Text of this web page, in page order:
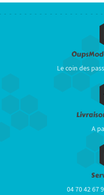
Le coin des
A
04 70 42 67